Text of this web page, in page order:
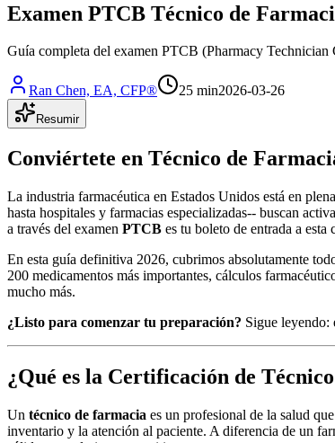
Examen PTCB Técnico de
Guía completa del examen PTCB (Pharmacy
Ran Chen, EA, CFP® 25 min2026-03-26
Resumir
Conviértete en Técnico de
La industria farmacéutica en Estados Unidos está en
hasta hospitales y farmacias especializadas-- buscan
a través del examen PTCB es tu boleto de entrada a
En esta guía definitiva 2026, cubrimos absolutamente
200 medicamentos más importantes, cálculos
mucho más.
¿Listo para comenzar tu preparación? Sigue leyendo:
¿Qué es la Certificación de
Un técnico de farmacia es un profesional de la salud
inventario y la atención al paciente. A diferencia de un